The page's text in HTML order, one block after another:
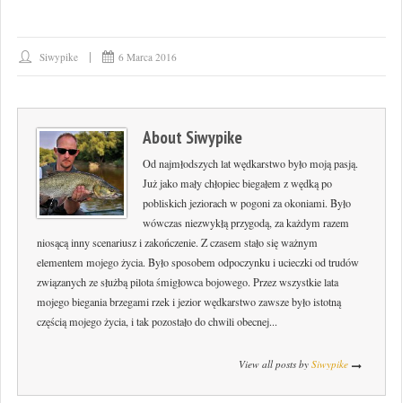
Siwypike 6 Marca 2016
About Siwypike
Od najmłodszych lat wędkarstwo było moją pasją.
Już jako mały chłopiec biegałem z wędką po
pobliskich jeziorach w pogoni za okoniami. Było
wówczas niezwykłą przygodą, za każdym razem
niosącą inny scenariusz i zakończenie. Z czasem stało się ważnym
elementem mojego życia. Było sposobem odpoczynku i ucieczki od trudów
związanych ze służbą pilota śmigłowca bojowego. Przez wszystkie lata
mojego biegania brzegami rzek i jezior wędkarstwo zawsze było istotną
częścią mojego życia, i tak pozostało do chwili obecnej...
View all posts by Siwypike